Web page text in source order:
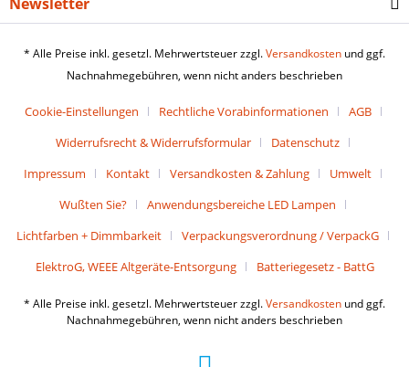
* Alle Preise inkl. gesetzl. Mehrwertsteuer zzgl.Versandkosten und ggf.
Nachnahmegebühren, wenn nicht anders beschrieben
Cookie-Einstellungen Rechtliche Vorabinformationen
AGB
Widerrufsrecht & Widerrufsformular
Datenschutz
Impressum
Kontakt Versandkosten & Zahlung
Umwelt
Wußten Sie?
Anwendungsbereiche LED Lampen
Lichtfarben + Dimmbarkeit
Verpackungsverordnung / VerpackG
ElektroG, WEEE Altgeräte-Entsorgung
Batteriegesetz - BattG
* Alle Preise inkl. gesetzl. Mehrwertsteuer zzgl.Versandkosten und ggf.
Nachnahmegebühren, wenn nicht anders beschrieben